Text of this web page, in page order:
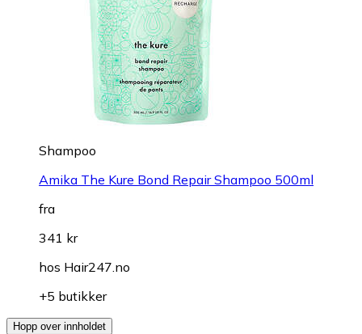
Shampoo
Amika The Kure Bond Repair Shampoo 500ml
fra
341 kr
hos Hair247.no
+5 butikker
Hopp over innholdet